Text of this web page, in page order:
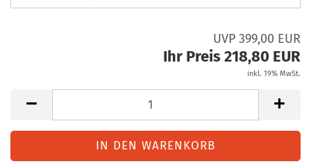
UVP 399,00 EUR
Ihr Preis 218,80 EUR
inkl. 19% MwSt.